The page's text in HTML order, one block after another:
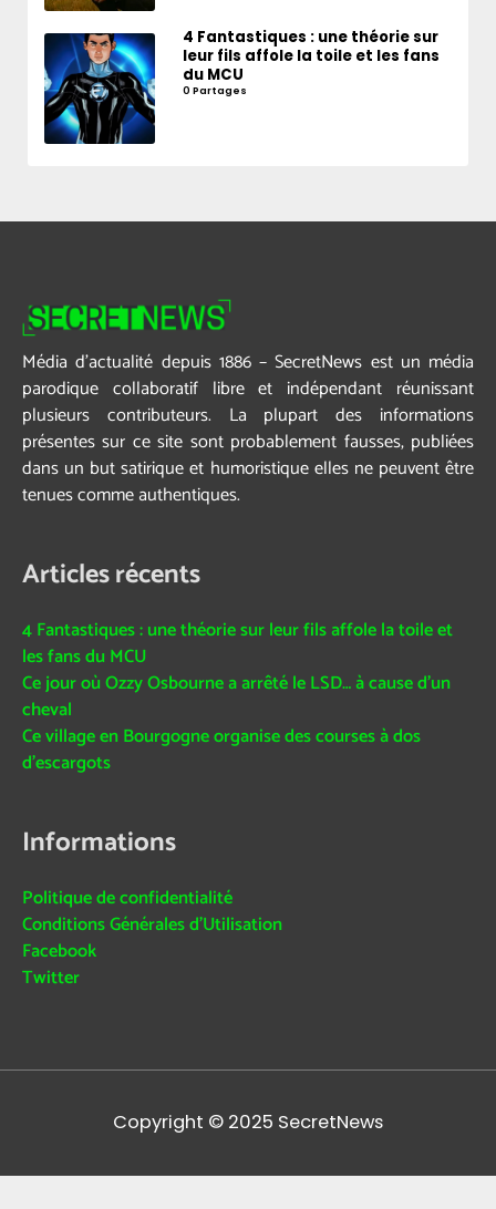
4 Fantastiques : une théorie sur
leur fils affole la toile et les fans
du MCU
0 Partages
Média d’actualité depuis 1886 – SecretNews est un média
parodique collaboratif libre et indépendant réunissant
plusieurs contributeurs. La plupart des informations
présentes sur ce site sont probablement fausses, publiées
dans un but satirique et humoristique elles ne peuvent être
tenues comme authentiques.
Articles récents
4 Fantastiques : une théorie sur leur fils affole la toile et
les fans du MCU
Ce jour où Ozzy Osbourne a arrêté le LSD… à cause d’un
cheval
Ce village en Bourgogne organise des courses à dos
d’escargots
Informations
Politique de confidentialité
Conditions Générales d’Utilisation
Facebook
Twitter
Copyright © 2025 SecretNews